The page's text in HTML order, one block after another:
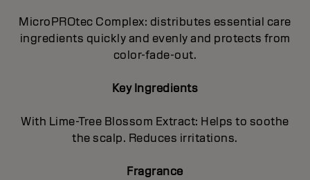
MicroPROtec Complex: distributes essential care
ingredients quickly and evenly and protects from
color-fade-out.
Key Ingredients
With Lime-Tree Blossom Extract: Helps to soothe
the scalp. Reduces irritations.
Fragrance